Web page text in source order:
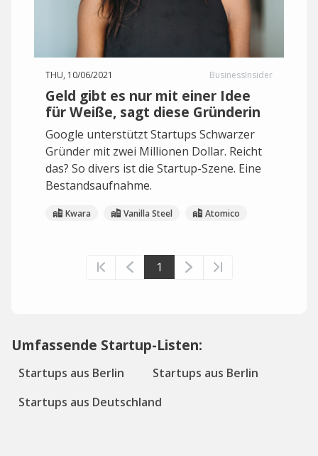
THU, 10/06/2021 BusinessInsider
Geld gibt es nur mit einer Idee
für Weiße, sagt diese Gründerin
Google unterstützt Startups Schwarzer
Gründer mit zwei Millionen Dollar. Reicht
das? So divers ist die Startup-Szene. Eine
Bestandsaufnahme.
Kwara Vanilla Steel Atomico
1
Umfassende Startup-Listen:
Startups aus Berlin
Startups aus Berlin
Startups aus Deutschland